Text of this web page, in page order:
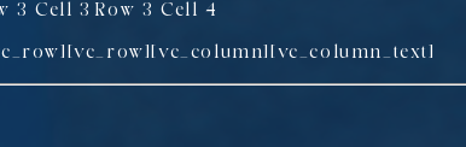
3 Cell 3 Row 3 Cell 4